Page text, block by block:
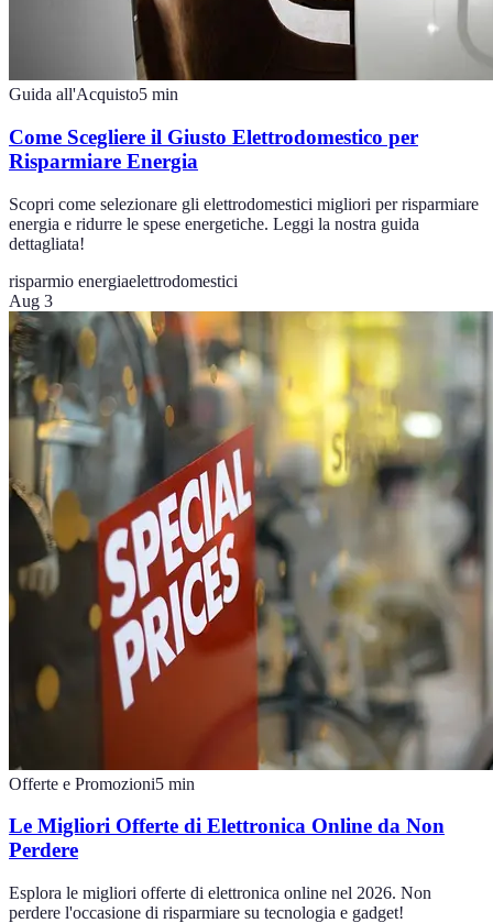
Guida all'Acquisto5 min
Come Scegliere il Giusto Elettrodomestico per
Risparmiare Energia
Scopri come selezionare gli elettrodomestici migliori per risparmiare
energia e ridurre le spese energetiche. Leggi la nostra guida
dettagliata!
risparmio energiaelettrodomestici
Aug 3
Offerte e Promozioni5 min
Le Migliori Offerte di Elettronica Online da Non
Perdere
Esplora le migliori offerte di elettronica online nel 2026. Non
perdere l'occasione di risparmiare su tecnologia e gadget!